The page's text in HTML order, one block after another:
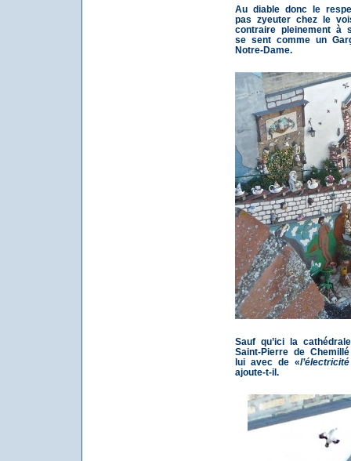
Au diable donc le
pas zyeuter chez le
contraire pleinement à
se sent comme un
Notre-Dame.
Sauf qu’ici la
Saint-Pierre de
lui avec de «
ajoute-t-il.